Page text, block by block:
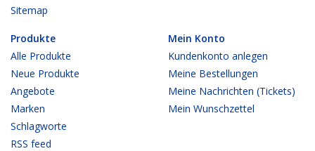
Sitemap
Produkte
Alle Produkte
Neue Produkte
Angebote
Marken
Schlagworte
RSS feed
Mein Konto
Kundenkonto anlegen
Meine Bestellungen
Meine Nachrichten (Tickets)
Mein Wunschzettel